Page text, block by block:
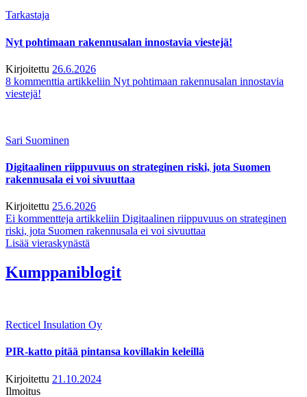
Tarkastaja
Nyt pohtimaan rakennusalan innostavia viestejä!
Kirjoitettu 26.6.2026
8 kommenttia artikkeliin Nyt pohtimaan rakennusalan innostavia
viestejä!
Sari Suominen
Digitaalinen riippuvuus on strateginen riski, jota Suomen
rakennusala ei voi sivuuttaa
Kirjoitettu 25.6.2026
Ei kommentteja artikkeliin Digitaalinen riippuvuus on strateginen
riski, jota Suomen rakennusala ei voi sivuuttaa
Lisää vieraskynästä
Kumppaniblogit
Recticel Insulation Oy
PIR-katto pitää pintansa kovillakin keleillä
Kirjoitettu 21.10.2024
Ilmoitus